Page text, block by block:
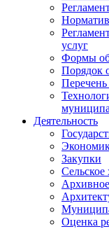
услуг
Формы
Порядок
Деятельность
Закупки
Сельское
Оценка